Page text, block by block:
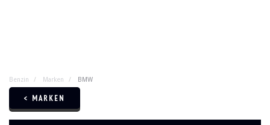
Benzin Marken BMW
< MARKEN